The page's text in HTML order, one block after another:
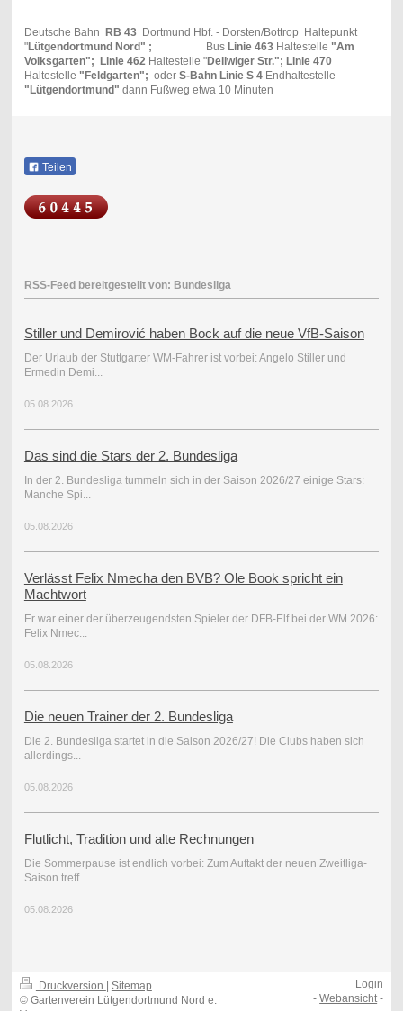
Deutsche Bahn RB 43 Dortmund Hbf. - Dorsten/Bottrop Haltepunkt
"Lütgendortmund Nord" ; Bus Linie 463Haltestelle "Am
Volksgarten"; Linie 462 Haltestelle "Dellwiger Str."; Linie 470
Haltestelle "Feldgarten"; oder S-Bahn Linie S 4Endhaltestelle
"Lütgendortmund" dann Fußweg etwa 10 Minuten
Teilen
RSS-Feed bereitgestellt von: Bundesliga
Stiller und Demirović haben Bock auf die neue VfB-Saison
Der Urlaub der Stuttgarter WM-Fahrer ist vorbei: Angelo Stiller und
Ermedin Demi...
05.08.2026
Das sind die Stars der 2. Bundesliga
In der 2. Bundesliga tummeln sich in der Saison 2026/27 einige Stars:
Manche Spi...
05.08.2026
Verlässt Felix Nmecha den BVB? Ole Book spricht ein
Machtwort
Er war einer der überzeugendsten Spieler der DFB-Elf bei der WM 2026:
Felix Nmec...
05.08.2026
Die neuen Trainer der 2. Bundesliga
Die 2. Bundesliga startet in die Saison 2026/27! Die Clubs haben sich
allerdings...
05.08.2026
Flutlicht, Tradition und alte Rechnungen
Die Sommerpause ist endlich vorbei: Zum Auftakt der neuen Zweitliga-
Saison treff...
05.08.2026
Druckversion | Sitemap
© Gartenverein Lütgendortmund Nord e.
Login
-Webansicht -